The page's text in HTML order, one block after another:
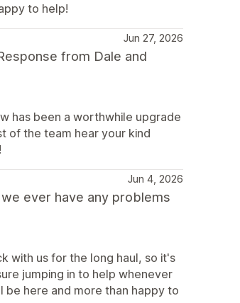
to help!
Jun 27, 2026
from Dale and
has been a worthwhile upgrade
of the team hear your kind
Jun 4, 2026
ever have any problems
with us for the long haul, so it's
jumping in to help whenever
be here and more than happy to